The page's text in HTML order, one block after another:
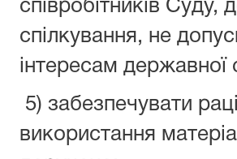
співробітників Суду,
спілкування, не
інтересам державної
5) забезпечувати
використання